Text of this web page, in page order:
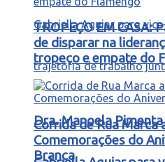
Dra. Manoela
TROPEÇO EM CASA:
de disparar na
tropeço e empate do
Corrida de Rua
Comemorações do
Branca